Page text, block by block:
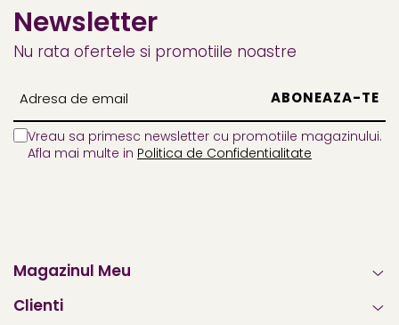
Newsletter
Nu rata ofertele si promotiile noastre
Vreau sa primesc newsletter cu promotiile magazinului.
Afla mai multe in Politica de Confidentialitate
Magazinul Meu
Clienti